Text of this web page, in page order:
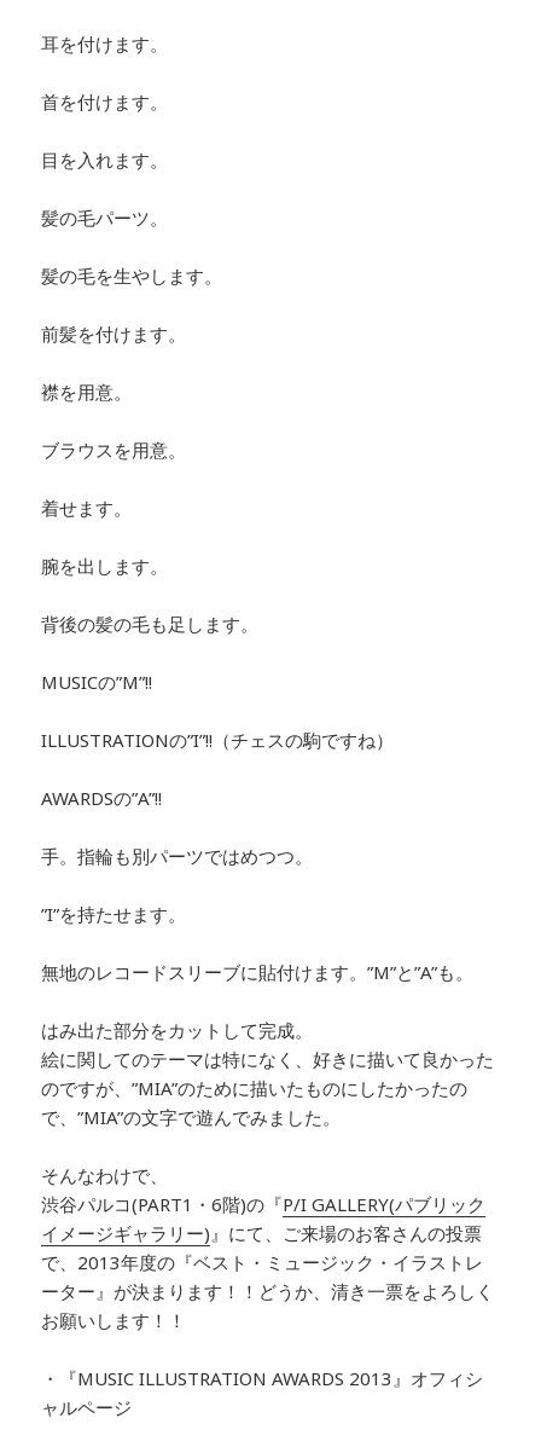
耳を付けます。
首を付けます。
目を入れます。
髪の毛パーツ。
髪の毛を生やします。
前髪を付けます。
襟を用意。
ブラウスを用意。
着せます。
腕を出します。
背後の髪の毛も足します。
MUSICの”M”!!
ILLUSTRATIONの”I”!!（チェスの駒ですね）
AWARDSの”A”!!
手。指輪も別パーツではめつつ。
”I”を持たせます。
無地のレコードスリーブに貼付けます。”M”と”A”も。
はみ出た部分をカットして完成。
絵に関してのテーマは特になく、好きに描いて良かった
のですが、”MIA”のために描いたものにしたかったの
で、”MIA”の文字で遊んでみました。
そんなわけで、
渋谷パルコ(PART1・6階)の『P/I GALLERY(パブリック
イメージギャラリー)』にて、ご来場のお客さんの投票
で、2013年度の『ベスト・ミュージック・イラストレ
ーター』が決まります！！どうか、清き一票をよろしく
お願いします！！
・『MUSIC ILLUSTRATION AWARDS 2013』オフィシ
ャルページ